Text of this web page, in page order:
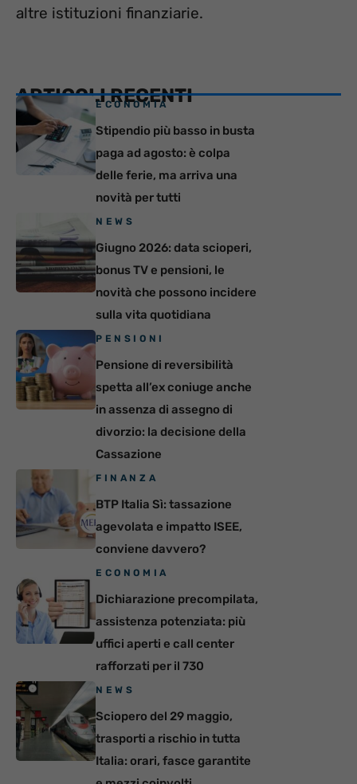
altre istituzioni finanziarie.
ARTICOLI RECENTI
ECONOMIA
Stipendio più basso in busta
paga ad agosto: è colpa
delle ferie, ma arriva una
novità per tutti
NEWS
Giugno 2026: data scioperi,
bonus TV e pensioni, le
novità che possono incidere
sulla vita quotidiana
PENSIONI
Pensione di reversibilità
spetta all’ex coniuge anche
in assenza di assegno di
divorzio: la decisione della
Cassazione
FINANZA
BTP Italia Sì: tassazione
agevolata e impatto ISEE,
conviene davvero?
ECONOMIA
Dichiarazione precompilata,
assistenza potenziata: più
uffici aperti e call center
rafforzati per il 730
NEWS
Sciopero del 29 maggio,
trasporti a rischio in tutta
Italia: orari, fasce garantite